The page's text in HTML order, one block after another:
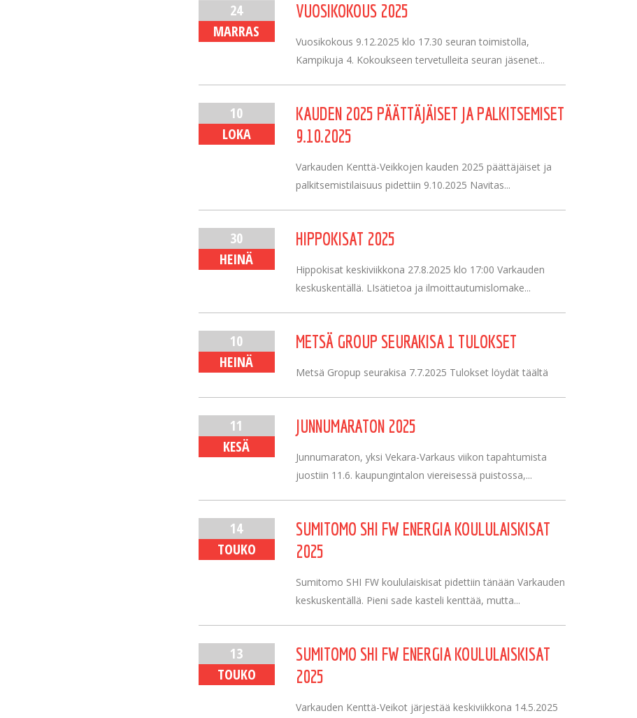
24
MARRAS
VUOSIKOKOUS 2025
Vuosikokous 9.12.2025 klo 17.30 seuran toimistolla,
Kampikuja 4. Kokoukseen tervetulleita seuran jäsenet...
10
LOKA
KAUDEN 2025 PÄÄTTÄJÄISET JA PALKITSEMISET
9.10.2025
Varkauden Kenttä-Veikkojen kauden 2025 päättäjäiset ja
palkitsemistilaisuus pidettiin 9.10.2025 Navitas...
30
HEINÄ
HIPPOKISAT 2025
Hippokisat keskiviikkona 27.8.2025 klo 17:00 Varkauden
keskuskentällä. LIsätietoa ja ilmoittautumislomake...
10
HEINÄ
METSÄ GROUP SEURAKISA 1 TULOKSET
Metsä Gropup seurakisa 7.7.2025 Tulokset löydät täältä
11
KESÄ
JUNNUMARATON 2025
Junnumaraton, yksi Vekara-Varkaus viikon tapahtumista
juostiin 11.6. kaupungintalon viereisessä puistossa,...
14
TOUKO
SUMITOMO SHI FW ENERGIA KOULULAISKISAT
2025
Sumitomo SHI FW koululaiskisat pidettiin tänään Varkauden
keskuskentällä. Pieni sade kasteli kenttää, mutta...
13
TOUKO
SUMITOMO SHI FW ENERGIA KOULULAISKISAT
2025
Varkauden Kenttä-Veikot järjestää keskiviikkona 14.5.2025